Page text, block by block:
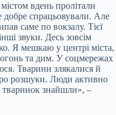
вдень пролітали
добре спрацьовували. Але
саме по вокзалу. Тієї
звуки. Десь зовсім
Я мешкаю у центрі міста,
та дим. У соцмережах
Тварини злякалися й
розшуки. Люди активно
тваринок знайшли», –